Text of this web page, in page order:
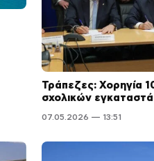
Τράπεζες: Χορηγία
σχολικών
07.05.2026 — 13:51